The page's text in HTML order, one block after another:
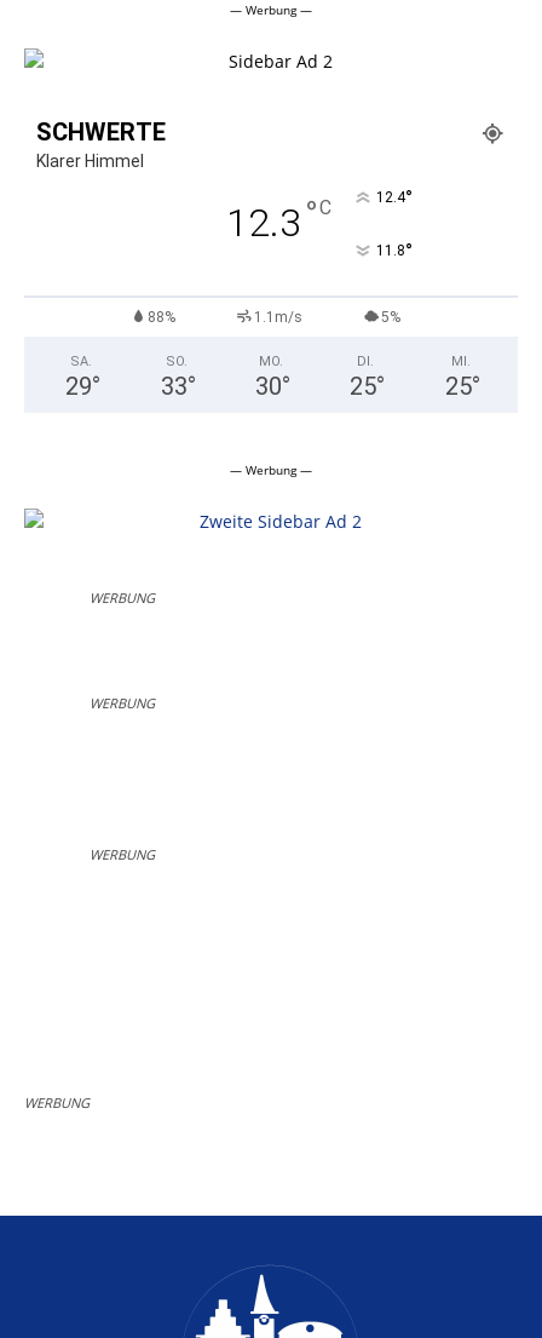
— Werbung —
SCHWERTE
Klarer Himmel
12.3 °C 12.4°
11.8°
88% 1.1m/s 5%
SA.
29°
SO.
33°
MO.
30°
DI.
25°
MI.
25°
— Werbung —
WERBUNG
WERBUNG
WERBUNG
WERBUNG